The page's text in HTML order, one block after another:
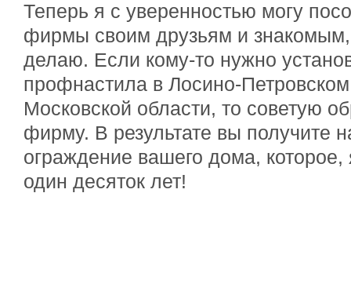
Теперь я с уверенностью могу
фирмы своим друзьям и знакомым,
делаю. Если кому-то нужно
профнастила в Лосино-
Московской области, то советую
фирму. В результате вы получите
ограждение вашего дома,
один десяток лет!